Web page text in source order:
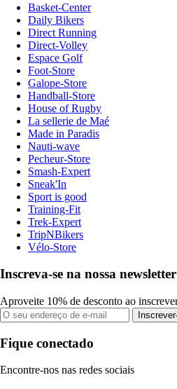
Basket-Center
Daily Bikers
Direct Running
Direct-Volley
Espace Golf
Foot-Store
Galope-Store
Handball-Store
House of Rugby
La sellerie de Maé
Made in Paradis
Nauti-wave
Pecheur-Store
Smash-Expert
Sneak'In
Sport is good
Training-Fit
Trek-Expert
TripNBikers
Vélo-Store
Inscreva-se na nossa newsletter
Aproveite 10% de desconto ao
Fique conectado
Encontre-nos nas redes sociais